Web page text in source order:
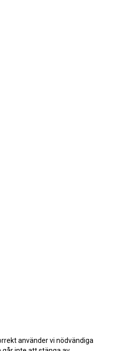
använder vi nödvändiga